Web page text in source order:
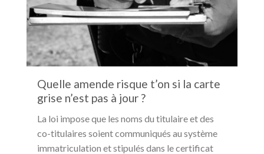
Quelle amende risque t’on si la carte
grise n’est pas à jour ?
La loi impose que les noms du titulaire et des
co-titulaires soient communiqués au système
immatriculation et stipulés dans le certificat